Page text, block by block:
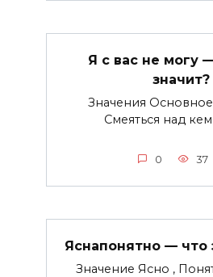
Я с вас не могу
значит?
Значения
Смеяться над
0 37
Яснапонятно — что
Значение Ясно ,